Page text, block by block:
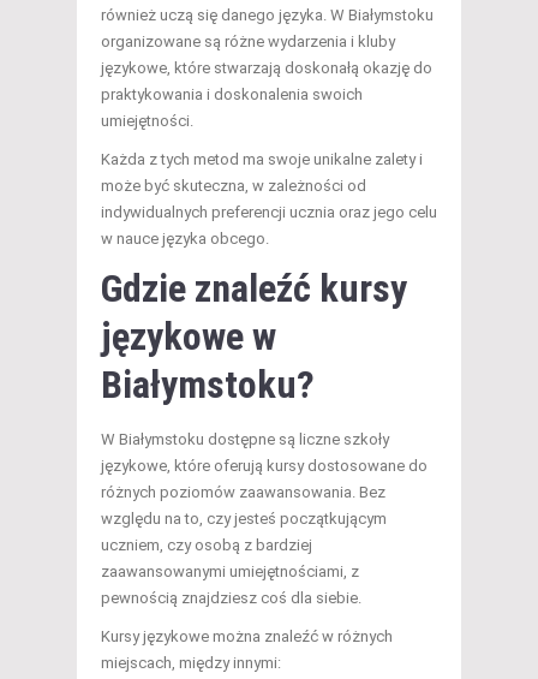
również uczą się danego języka. W Białymstoku
organizowane są różne wydarzenia i kluby
językowe, które stwarzają doskonałą okazję do
praktykowania i doskonalenia swoich
umiejętności.
Każda z tych metod ma swoje unikalne zalety i
może być skuteczna, w zależności od
indywidualnych preferencji ucznia oraz jego celu
w nauce języka obcego.
Gdzie znaleźć kursy
językowe w
Białymstoku?
W Białymstoku dostępne są liczne szkoły
językowe, które oferują kursy dostosowane do
różnych poziomów zaawansowania. Bez
względu na to, czy jesteś początkującym
uczniem, czy osobą z bardziej
zaawansowanymi umiejętnościami, z
pewnością znajdziesz coś dla siebie.
Kursy językowe można znaleźć w różnych
miejscach, między innymi: